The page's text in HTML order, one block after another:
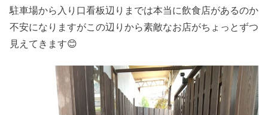
駐車場から入り口看板辺りまでは本当に飲食店があるのか
不安になりますがこの辺りから素敵なお店がちょっとずつ
見えてきます😊